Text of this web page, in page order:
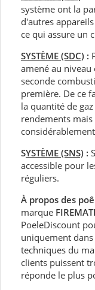
système ont la
d'autres
ce qui assure un
SYSTÈME (SDC) :
amené au
seconde
première. De ce
la quantité de
rendements
SYSTÈME (SNS) :
accessible pour
réguliers.
À propos des
marque
PoeleDiscount
uniquement
techniques du
clients puissent
réponde le plus